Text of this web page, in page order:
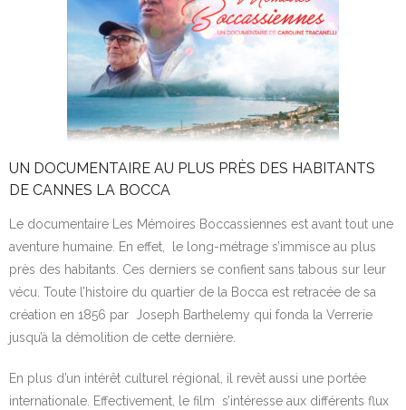
UN DOCUMENTAIRE AU PLUS PRÈS DES HABITANTS
DE CANNES LA BOCCA
Le documentaire Les Mémoires Boccassiennes est avant tout une
aventure humaine. En effet, le long-métrage s’immisce au plus
près des habitants. Ces derniers se confient sans tabous sur leur
vécu. Toute l’histoire du quartier de la Bocca est retracée de sa
création en 1856 par Joseph Barthelemy qui fonda la Verrerie
jusqu’à la démolition de cette dernière.
En plus d’un intérêt culturel régional, il revêt aussi une portée
internationale. Effectivement, le film s’intéresse aux différents flux